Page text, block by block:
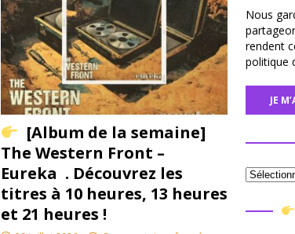
[Album de la semaine]
The Western Front –
Eureka . Découvrez les
titres à 10 heures, 13 heures
et 21 heures !
Nous
rendent
politique